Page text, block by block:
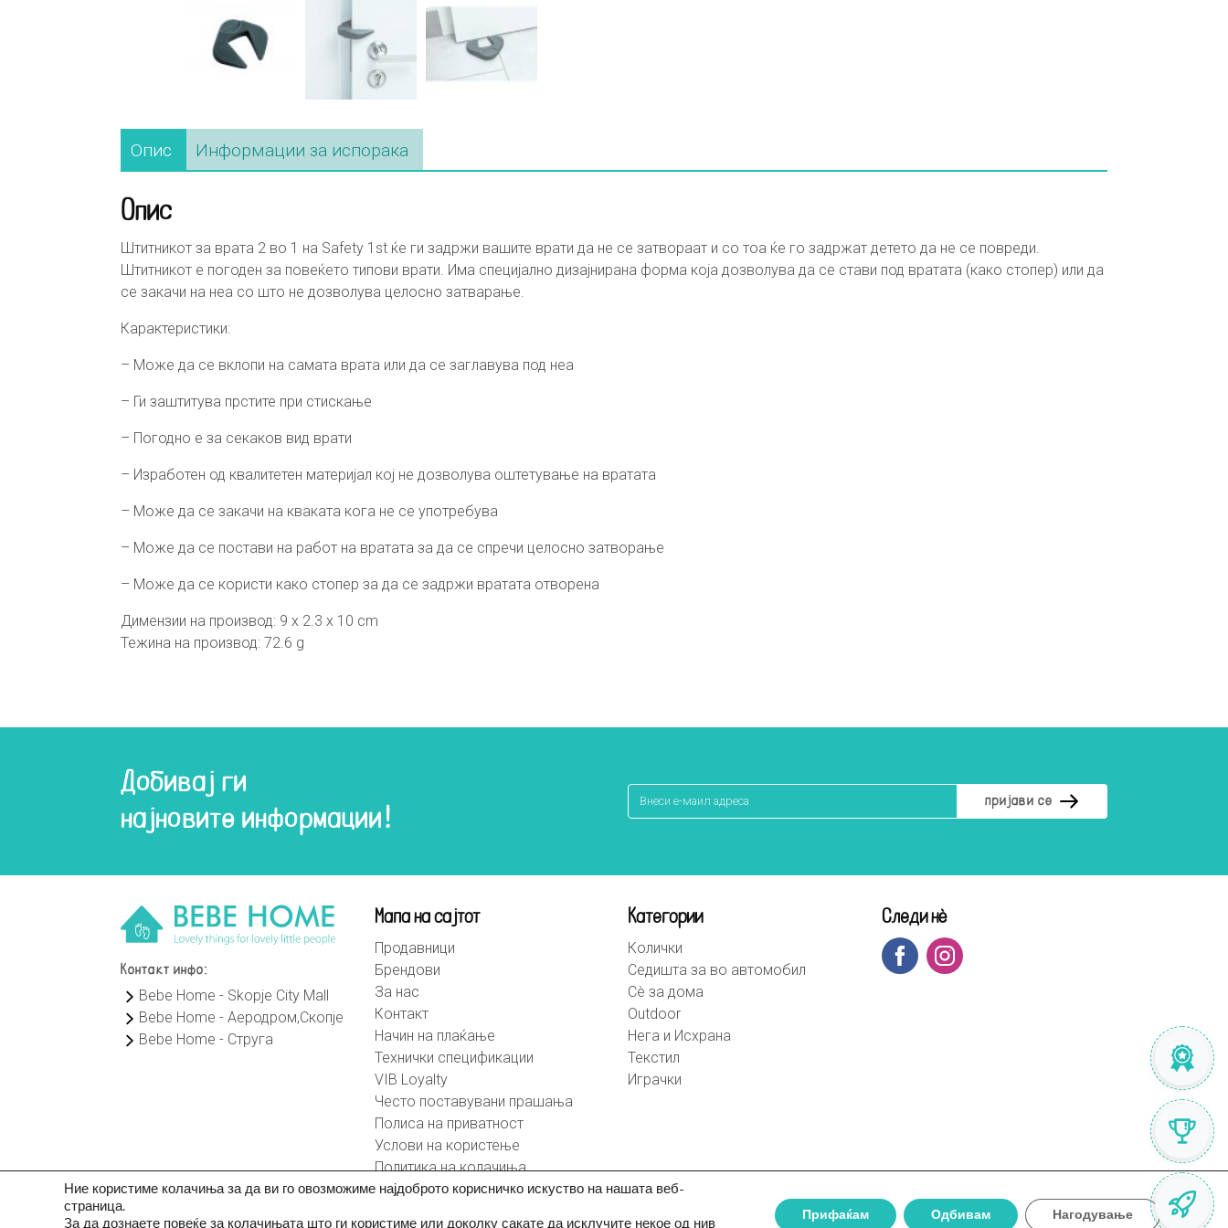
Опис Информации за испорака
Опис
Штитникот за врата 2 во 1 на Safety 1st ќе ги задржи вашите врати да не се затвораат и со тоа ќе го задржат детето да не се повреди.
Штитникот е погоден за повеќето типови врати. Има специјално дизајнирана форма која дозволува да се стави под вратата (како стопер) или да
се закачи на неа со што не дозволува целосно затварање.
Карактеристики:
– Може да се вклопи на самата врата или да се заглавува под неа
– Ги заштитува прстите при стискање
– Погодно е за секаков вид врати
– Изработен од квалитетен материјал кој не дозволува оштетување на вратата
– Може да се закачи на кваката кога не се употребува
– Може да се постави на работ на вратата за да се спречи целосно затворање
– Може да се користи како стопер за да се задржи вратата отворена
Димензии на производ: 9 x 2.3 x 10 cm
Тежина на производ: 72.6 g
Добивај ги
најновите информации!
Контакт инфо:
Bebe Home - Skopje City Mall
Bebe Home - Аеродром,Скопје
Bebe Home - Струга
Мапа на сајтот
Продавници
Брендови
За нас
Контакт
Начин на плаќање
Технички спецификации
VIB Loyalty
Често поставувани прашања
Полиса на приватност
Услови на користење
Политика на колачиња
Категории
Колички
Седишта за во автомобил
Сè за дома
Outdoor
Нега и Исхрана
Текстил
Играчки
Следи нè
Ние користиме колачиња за да ви го овозможиме најдоброто корисничко искуство на нашата веб-
страница.
За да дознаете повеќе за колачињата што ги користиме или доколку сакате да исклучите некое од нив
Прифаќам Одбивам Нагодување